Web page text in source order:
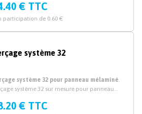
€ TTC
participation de 0.60 €
système 32
système 32 pour panneau mélaminé.
système 32 sur mesure pour panneau
€ TTC